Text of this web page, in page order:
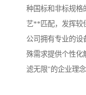
种国标和非标规格
艺**匹配，发挥较
公司拥有专业的设
殊需求提供个性化
滤无限"的企业理念